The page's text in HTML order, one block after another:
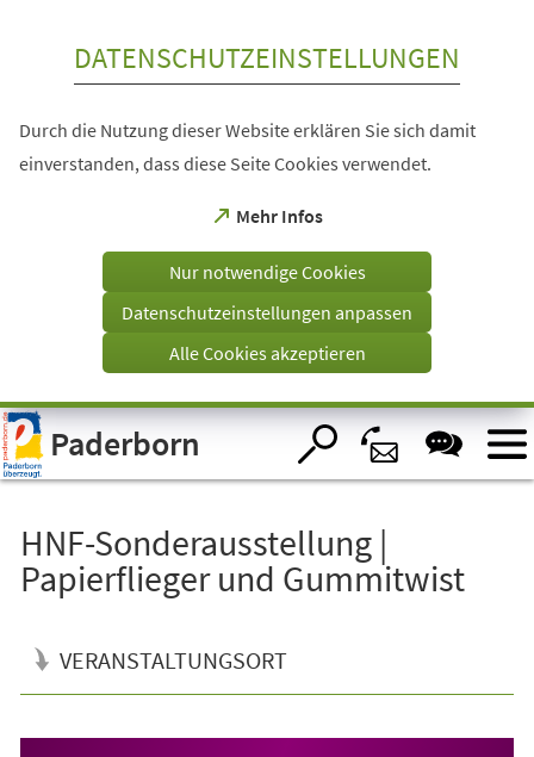
Visuelle
Assistenzsoftware
öffnen.
DATENSCHUTZEINSTELLUNGEN
Durch die Nutzung dieser Website erklären Sie sich damit
einverstanden, dass diese Seite Cookies verwendet.
Mehr Infos
(Öffnet
einem
Tab)
Nur notwendige Cookies
Datenschutzeinstellungen anpassen
Alle Cookies akzeptieren
Paderborn
HNF-Sonderausstellung |
Papierflieger und Gummitwist
VERANSTALTUNGSORT